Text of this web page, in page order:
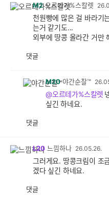
M2 오르테가%스칼렛
천원빵에 많은 걸 바라기
는거 같기도...
외부에 땅콩 올라간 거만
댓글
M20 야간순찰™
@오르테가%스칼렛
싶긴 하네요.
댓글
L20 느낌하나 26.05.26.
그러게요. 땅콩크림이 조
겠다 싶긴 하네요.
댓글